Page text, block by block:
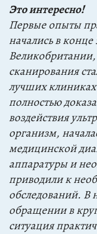
Это интересно!
Первые опыты
начались в
Великобритании,
сканирования
лучших
полностью
воздействия
организм,
медицинской
аппаратуры и
приводили к
обследований. В
обращении в
ситуация